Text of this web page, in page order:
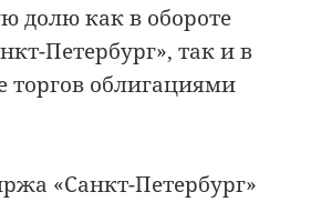
долю как в обороте
Петербург», так и в
торгов облигациями
«Санкт-Петербург»